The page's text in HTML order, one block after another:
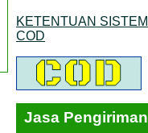
KETENTUAN SISTEM
COD
Jasa Pengiriman